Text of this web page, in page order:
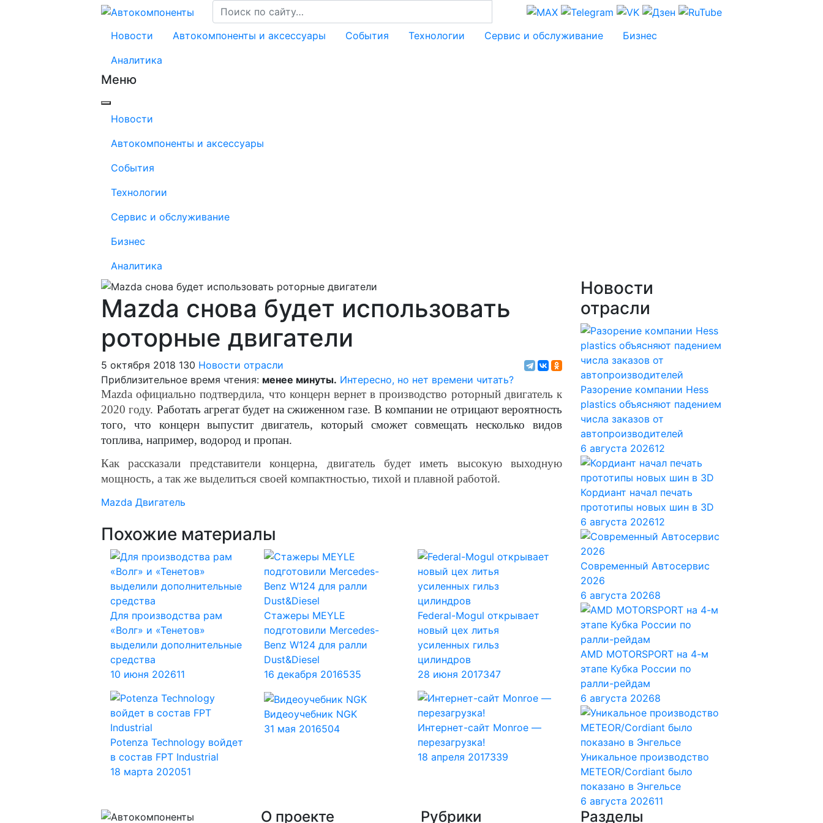
Новости Автокомпоненты и аксессуары События Технологии Сервис и обслуживание
Бизнес
Аналитика
Меню
Новости
Автокомпоненты и аксессуары
События
Технологии
Сервис и обслуживание
Бизнес
Аналитика
Mazda снова будет использовать
роторные двигатели
5 октября 2018 130 Новости отрасли
Приблизительное время чтения: менее минуты. Интересно, но нет времени читать?
Mazda официально подтвердила, что концерн вернет в производство роторный двигатель к
2020 году. Работать агрегат будет на сжиженном газе. В компании не отрицают вероятность
того, что концерн выпустит двигатель, который сможет совмещать несколько видов
топлива, например, водород и пропан.
Как рассказали представители концерна, двигатель будет иметь высокую выходную
мощность, а так же выделиться своей компактностью, тихой и плавной работой.
Mazda Двигатель
Похожие материалы
Для производства рам
«Волг» и «Тенетов»
выделили дополнительные
средства
10 июня 202611
Стажеры MEYLE
подготовили Mercedes-
Benz W124 для ралли
Dust&Diesel
16 декабря 2016535
Federal-Mogul открывает
новый цех литья
усиленных гильз
цилиндров
28 июня 2017347
Potenza Technology войдет
в состав FPT Industrial
18 марта 202051
Видеоучебник NGK
31 мая 2016504
Интернет-сайт Monroe —
перезагрузка!
18 апреля 2017339
Новости
отрасли
Разорение компании Hess
plastics объясняют падением
числа заказов от
автопроизводителей
6 августа 202612
Кордиант начал печать
прототипы новых шин в 3D
6 августа 202612
Современный Автосервис
2026
6 августа 20268
AMD MOTORSPORT на 4-м
этапе Кубка России по
ралли-рейдам
6 августа 20268
Уникальное производство
METEOR/Cordiant было
показано в Энгельсе
6 августа 202611
О проекте Рубрики Разделы